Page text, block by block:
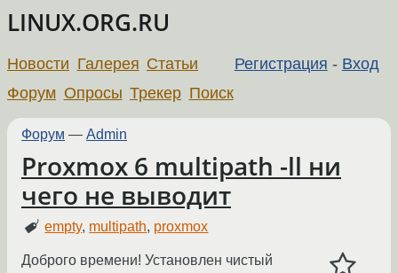
LINUX.ORG.RU
Регистрация - Вход
Новости Галерея Статьи
Форум Опросы Трекер Поиск
Форум — Admin
Proxmox 6 multipath -ll ни
чего не выводит
empty, multipath, proxmox
Доброго времени! Установлен чистый